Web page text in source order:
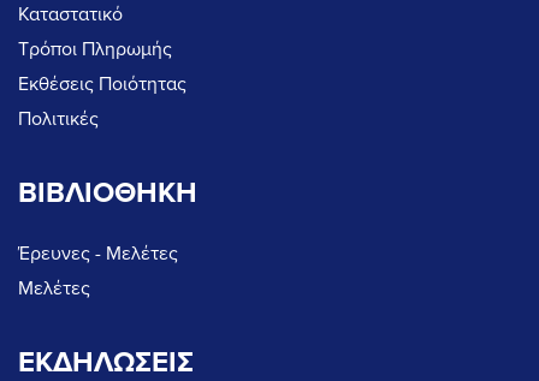
Καταστατικό
Τρόποι Πληρωμής
Εκθέσεις Ποιότητας
Πολιτικές
ΒΙΒΛΙΟΘΗΚΗ
Έρευνες - Μελέτες
Μελέτες
ΕΚΔΗΛΩΣΕΙΣ